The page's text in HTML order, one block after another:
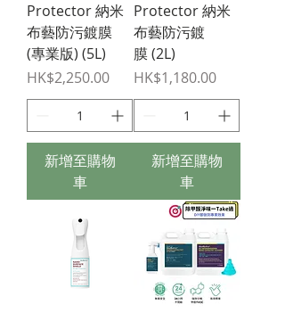
Protector 納米
布藝防污鍍膜
(專業版) (5L)
價格
HK$2,250.00
新增至購物
車
Protector 納米
布藝防污鍍
膜 (2L)
價格
HK$1,180.00
新增至購物
車